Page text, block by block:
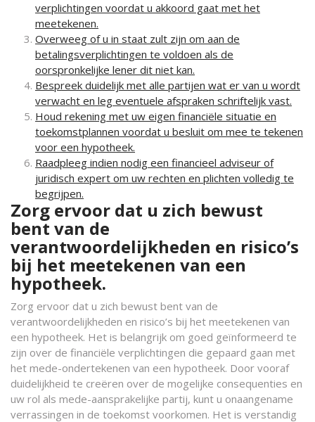
verplichtingen voordat u akkoord gaat met het
meetekenen.
Overweeg of u in staat zult zijn om aan de
betalingsverplichtingen te voldoen als de
oorspronkelijke lener dit niet kan.
Bespreek duidelijk met alle partijen wat er van u wordt
verwacht en leg eventuele afspraken schriftelijk vast.
Houd rekening met uw eigen financiële situatie en
toekomstplannen voordat u besluit om mee te tekenen
voor een hypotheek.
Raadpleeg indien nodig een financieel adviseur of
juridisch expert om uw rechten en plichten volledig te
begrijpen.
Zorg ervoor dat u zich bewust
bent van de
verantwoordelijkheden en risico’s
bij het meetekenen van een
hypotheek.
Zorg ervoor dat u zich bewust bent van de
verantwoordelijkheden en risico’s bij het meetekenen van
een hypotheek. Het is belangrijk om goed geïnformeerd te
zijn over de financiële verplichtingen die gepaard gaan met
het mede-ondertekenen van een hypotheek. Door vooraf
duidelijkheid te creëren over de mogelijke consequenties en
uw rol als mede-aansprakelijke partij, kunt u onaangename
verrassingen in de toekomst voorkomen. Het is verstandig